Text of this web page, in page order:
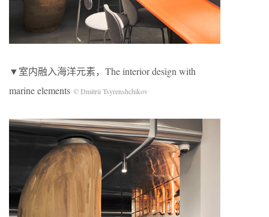
▼室内融入海洋元素，The interior design with
marine elements © Dmitrii Tsyrenshchikov